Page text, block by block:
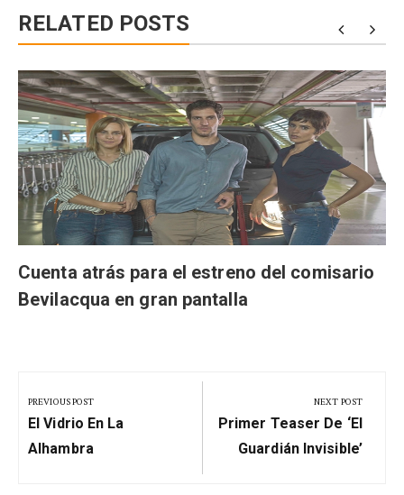
RELATED POSTS
Cuenta atrás para el estreno del comisario
Bevilacqua en gran pantalla
de
entradas
PREVIOUS POST
Previous
Post:
El Vidrio En La
Alhambra
NEXT POST
Next
Post:
Primer Teaser De ‘El
Guardián Invisible’